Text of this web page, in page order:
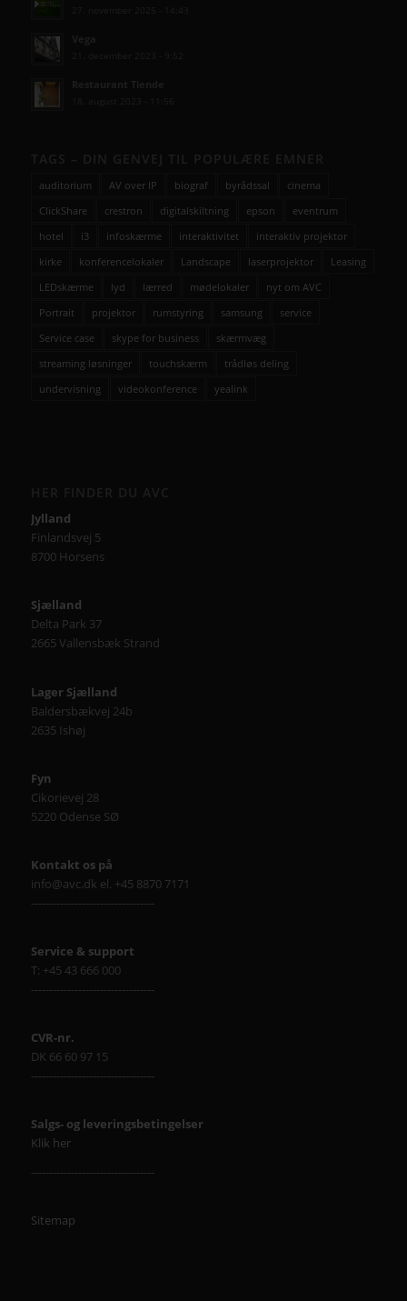
auditorium AV over IP biograf byrådssal
cinema
ClickShare
crestron digitalskiltning epson
eventrum
hotel
i3 infoskærme interaktivitet
interaktiv projektor
kirke
konferencelokaler Landscape laserprojektor
Leasing
LEDskærme
lyd lærred mødelokaler
nyt om AVC
Portrait
projektor rumstyring samsung
service
Service case
skype for business
skærmvæg
streaming løsninger
touchskærm
trådløs deling
undervisning
videokonference yealink
Jylland
Finlandsvej 5
8700 Horsens
Sjælland
Delta Park 37
2665 Vallensbæk Strand
Lager Sjælland
Baldersbækvej 24b
2635 Ishøj
Fyn
Cikorievej 28
5220 Odense SØ
Kontakt os på
info@avc.dk el. +45 8870 7171
----------------------------------
Service & support
T: +45 43 666 000
----------------------------------
CVR-nr.
DK 66 60 97 15
----------------------------------
Salgs- og leveringsbetingelser
Klik her
----------------------------------
Sitemap